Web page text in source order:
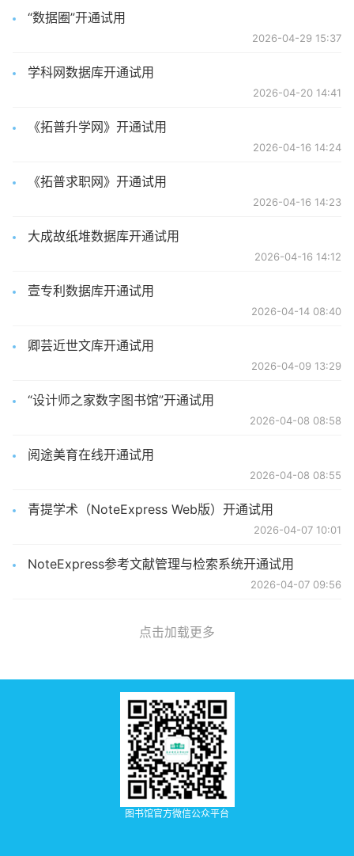
“数据圈”开通试用
2026-04-29 15:37
学科网数据库开通试用
2026-04-20 14:41
《拓普升学网》开通试用
2026-04-16 14:24
《拓普求职网》开通试用
2026-04-16 14:23
大成故纸堆数据库开通试用
2026-04-16 14:12
壹专利数据库开通试用
2026-04-14 08:40
卿芸近世文库开通试用
2026-04-09 13:29
“设计师之家数字图书馆”开通试用
2026-04-08 08:58
阅途美育在线开通试用
2026-04-08 08:55
青提学术（NoteExpress Web版）开通试用
2026-04-07 10:01
NoteExpress参考文献管理与检索系统开通试用
2026-04-07 09:56
点击加载更多
图书馆官方微信公众平台